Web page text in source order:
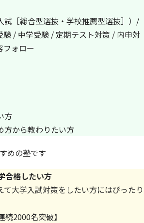
試［総合型選抜・学校推薦型選抜］）/
/ 中学受験 / 定期テスト対策 / 内申対
ォロー
方
方から教わりたい方
めの塾です
合格したい方
大学入試対策をしたい方にはぴったり
続2000名突破】